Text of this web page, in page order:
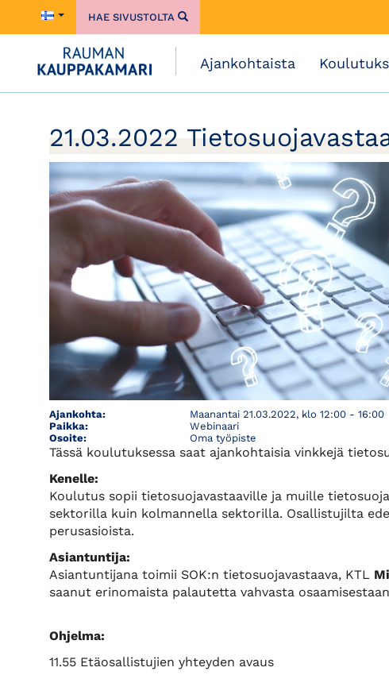
HAE SIVUSTOLTA
Ajankohtaista
21.03.2022
Ajankohta:
Maanantai 21.03.2022, klo 12:00 - 16:00
Paikka:
Webinaari
Osoite:
Oma työpiste
Tässä koulutuksessa saat ajankohtaisia vinkkejä
Kenelle:
Koulutus sopii tietosuojavastaaville ja muille
sektorilla kuin kolmannella sektorilla. Osallistujilta
perusasioista.
Asiantuntija:
Asiantuntijana toimii SOK:n tietosuojavastaava, KTL
saanut erinomaista palautetta vahvasta
Ohjelma:
11.55 Etäosallistujien yhteyden avaus